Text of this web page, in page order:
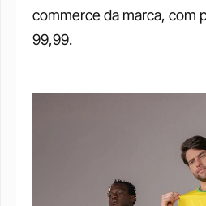
commerce da marca, com
99,99.